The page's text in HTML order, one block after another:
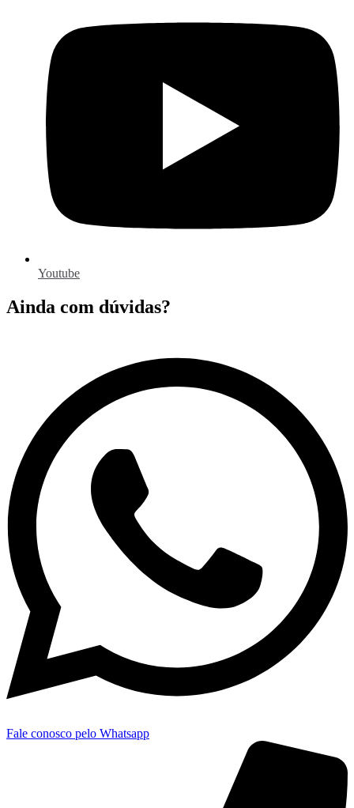
Youtube
Ainda com dúvidas?
Fale conosco pelo Whatsapp